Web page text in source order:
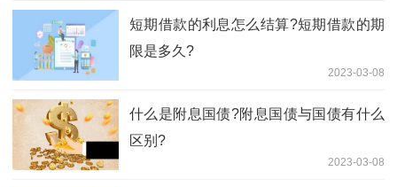
短期借款的利息怎么结算?短期借款的期
限是多久?
2023-03-08
什么是附息国债?附息国债与国债有什么
区别?
2023-03-08